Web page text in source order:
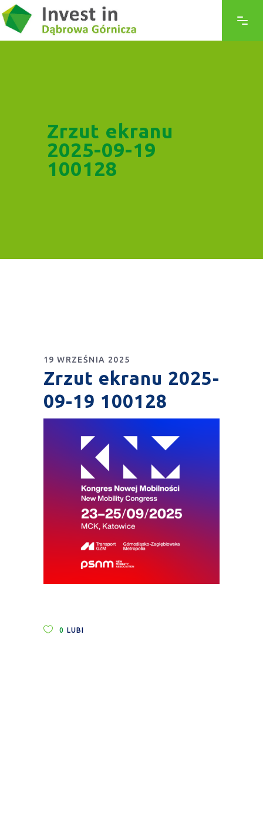
Zrzut ekranu
2025-09-19
100128
19 WRZEŚNIA 2025
Zrzut ekranu 2025-
09-19 100128
0 LUBI